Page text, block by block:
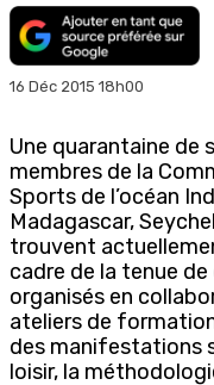
16 Déc 2015 18h00
Une quarantaine de
membres de la
Sports de l’océan
Madagascar,
trouvent
cadre de la tenue
organisés en
ateliers de
des manifestations
loisir, la